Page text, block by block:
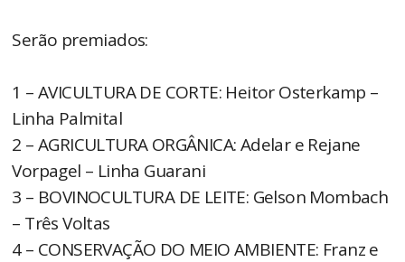
Serão premiados:
1 – AVICULTURA DE CORTE: Heitor Osterkamp –
Linha Palmital
2 – AGRICULTURA ORGÂNICA: Adelar e Rejane
Vorpagel – Linha Guarani
3 – BOVINOCULTURA DE LEITE: Gelson Mombach
– Três Voltas
4 – CONSERVAÇÃO DO MEIO AMBIENTE: Franz e